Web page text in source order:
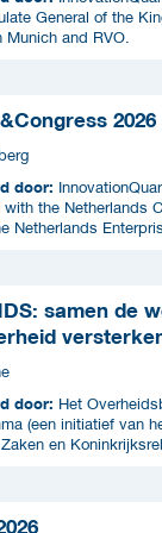
General of the
Munich and RVO.
2026
door:
the Netherlands
Netherlands
samen de
door: Het
(een initiatief van
en